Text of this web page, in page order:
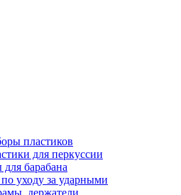
пластиков
для перкуссии
барабана
уходу за ударными
держатели